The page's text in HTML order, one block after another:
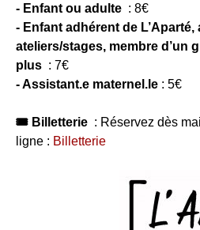
- Enfant ou adulte : 8€
- Enfant adhérent de
ateliers/stages, membre d’un
plus : 7€
- Assistant.e maternel.le : 5€
🎟 Billetterie : Réservez dès
ligne : Billetterie